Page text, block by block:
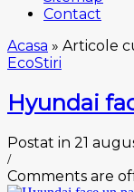
Contact
Acasa » Articole
EcoStiri
Hyundai
Postat in 21
/
Comments are